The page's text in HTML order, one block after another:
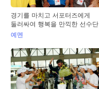
경기를 마치고 서포터즈에게
둘러싸여 행복을 만끽한 선수단
예멘